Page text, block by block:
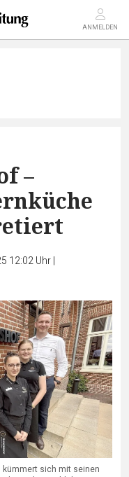
ANMELDEN
–
12:02 Uhr|
kümmert sich mit seinen